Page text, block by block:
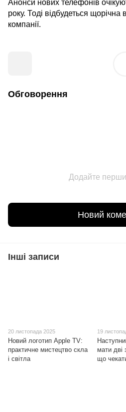
Анонси нових телефонів
року. Тоді відбудеться щорічна
компанії.
Обговорення
Додайте
Новий
Інші записи
20 листопада 2025
Новий логотип Apple TV:
практичне мистецтво скла
і світла
19
мати дві
що